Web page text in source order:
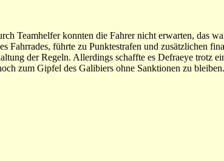
Teamhelfer konnten die Fahrer nicht erwarten, das
Fahrrades, führte zu Punktestrafen und zusätzlichen
der Regeln. Allerdings schaffte es Defraeye trotz
zum Gipfel des Galibiers ohne Sanktionen zu bleiben.